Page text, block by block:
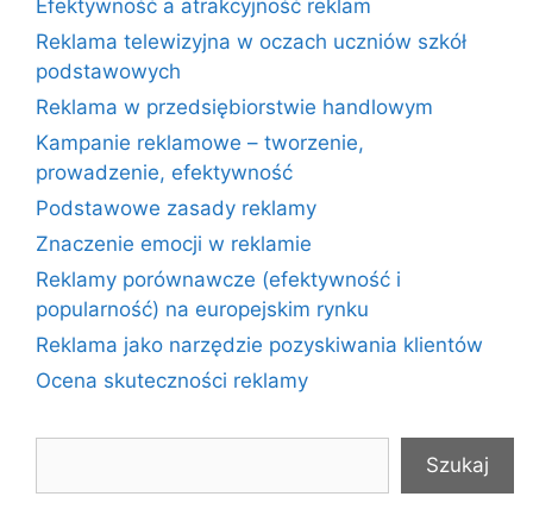
Efektywność a atrakcyjność reklam
Reklama telewizyjna w oczach uczniów szkół
podstawowych
Reklama w przedsiębiorstwie handlowym
Kampanie reklamowe – tworzenie,
prowadzenie, efektywność
Podstawowe zasady reklamy
Znaczenie emocji w reklamie
Reklamy porównawcze (efektywność i
popularność) na europejskim rynku
Reklama jako narzędzie pozyskiwania klientów
Ocena skuteczności reklamy
Szukaj